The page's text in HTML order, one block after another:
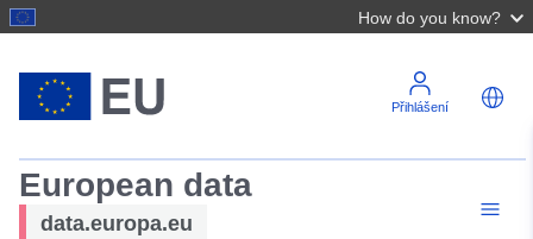
How do you know?
Přihlášení
European data
data.europa.eu